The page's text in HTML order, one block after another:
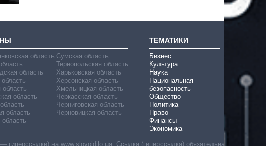
область
область
область
область
область
Сумская область
Тернопольская область
Харьковская область
Херсонская область
Хмельницкая область
Черкасская область
Черниговская область
Черновицкая область
ТЕМАТИКИ
Бизнес
Культура
Наука
Национальная
безопасность
Общество
Политика
Право
Финансы
Экономика
на www.slovoidilo.ua. Ссылка (гиперссылка) обязательна